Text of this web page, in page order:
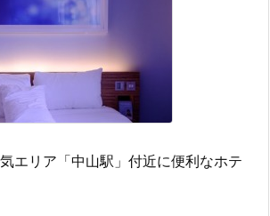
エリア「中山駅」付近に便利なホテ